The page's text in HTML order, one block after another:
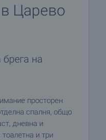
Царево
на
просторен
спалня, общо
дневна и
и три